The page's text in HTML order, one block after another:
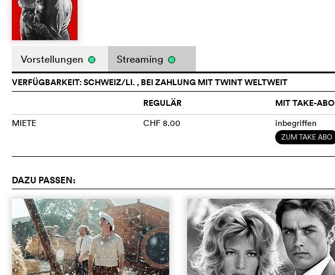
Vorstellungen Streaming
VERFÜGBARKEIT: SCHWEIZ/LI. , BEI ZAHLUNG MIT TWINT WELTWEIT
REGULÄR
MIT TAKE-ABO
MIETE CHF 8.00 inbegriffen
ZUM TAKE ABO
DAZU PASSEN: